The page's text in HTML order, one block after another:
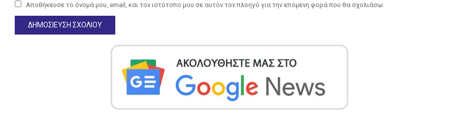
Αποθήκευσε το όνομά μου, email, και τον ιστότοπο μου σε αυτόν τον πλοηγό για την επόμενη φορά που θα σχολιάσω.